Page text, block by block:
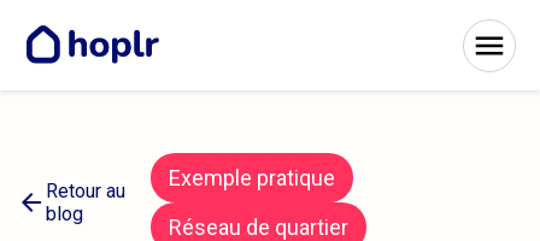
arrow_back Retour au
blog
Exemple pratique
Réseau de quartier